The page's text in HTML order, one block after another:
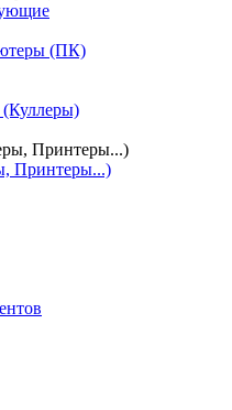
(ПК)
Принтеры...)